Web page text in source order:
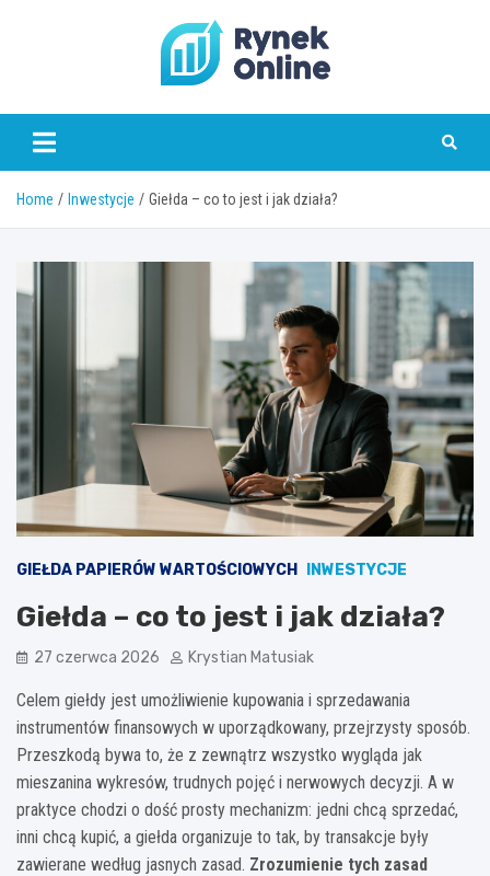
www.rynekonline.pl
Home Inwestycje Giełda – co to jest i jak działa?
GIEŁDA PAPIERÓW WARTOŚCIOWYCH INWESTYCJE
Giełda – co to jest i jak działa?
27 czerwca 2026 Krystian Matusiak
Celem giełdy jest umożliwienie kupowania i sprzedawania
instrumentów finansowych w uporządkowany, przejrzysty sposób.
Przeszkodą bywa to, że z zewnątrz wszystko wygląda jak
mieszanina wykresów, trudnych pojęć i nerwowych decyzji. A w
praktyce chodzi o dość prosty mechanizm: jedni chcą sprzedać,
inni chcą kupić, a giełda organizuje to tak, by transakcje były
zawierane według jasnych zasad. Zrozumienie tych zasad